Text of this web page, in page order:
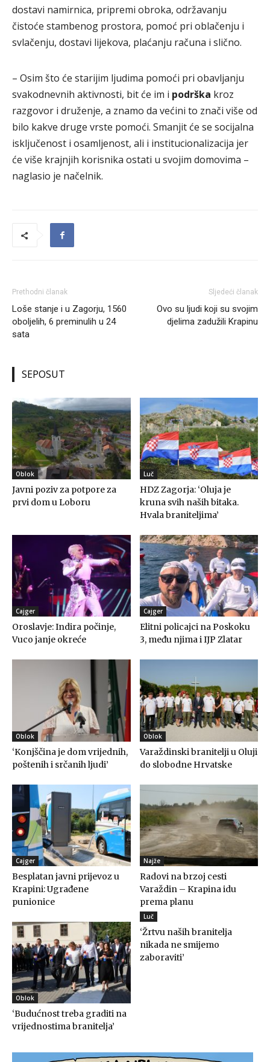
dostavi namirnica, pripremi obroka, održavanju
čistoće stambenog prostora, pomoć pri oblačenju i
svlačenju, dostavi lijekova, plaćanju računa i slično.
– Osim što će starijim ljudima pomoći pri obavljanju
svakodnevnih aktivnosti, bit će im i podrška kroz
razgovor i druženje, a znamo da većini to znači više od
bilo kakve druge vrste pomoći. Smanjit će se socijalna
isključenost i osamljenost, ali i institucionalizacija jer
će više krajnjih korisnika ostati u svojim domovima –
naglasio je načelnik.
Prethodni članak
Loše stanje i u Zagorju, 1560
oboljelih, 6 preminulih u 24
sata
Sljedeći članak
Ovo su ljudi koji su svojim
djelima zadužili Krapinu
SEPOSUT
Oblok
Javni poziv za potpore za
prvi dom u Loboru
Luč
HDZ Zagorja: ‘Oluja je
kruna svih naših bitaka.
Hvala braniteljima’
Cajger
Oroslavje: Indira počinje,
Vuco janje okreće
Cajger
Elitni policajci na Poskoku
3, među njima i IJP Zlatar
Oblok
‘Konjščina je dom vrijednih,
poštenih i srčanih ljudi’
Oblok
Varaždinski branitelji u Oluji
do slobodne Hrvatske
Cajger
Besplatan javni prijevoz u
Krapini: Ugrađene
punionice
Najže
Radovi na brzoj cesti
Varaždin – Krapina idu
prema planu
Oblok
‘Budućnost treba graditi na
vrijednostima branitelja’
Luč
‘Žrtvu naših branitelja
nikada ne smijemo
zaboraviti’